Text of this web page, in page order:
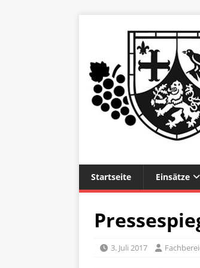
Startseite Einsätze
3. Juli 2017